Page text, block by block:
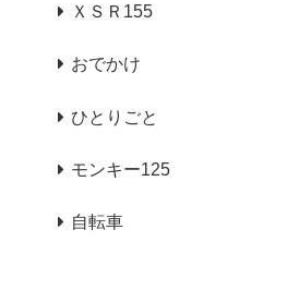
ＸＳＲ155
おでかけ
ひとりごと
モンキー125
自転車